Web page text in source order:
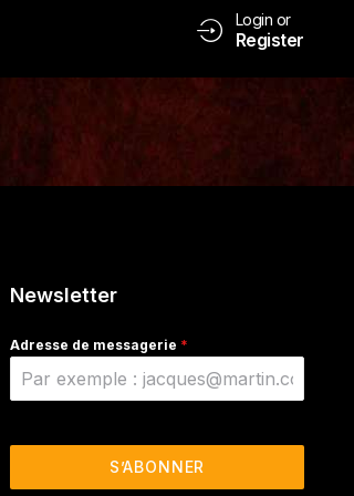
Login or
Register
Newsletter
Adresse de messagerie *
S’ABONNER